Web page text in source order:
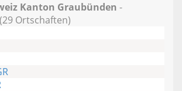
Kanton Graubünden -
Ortschaften)